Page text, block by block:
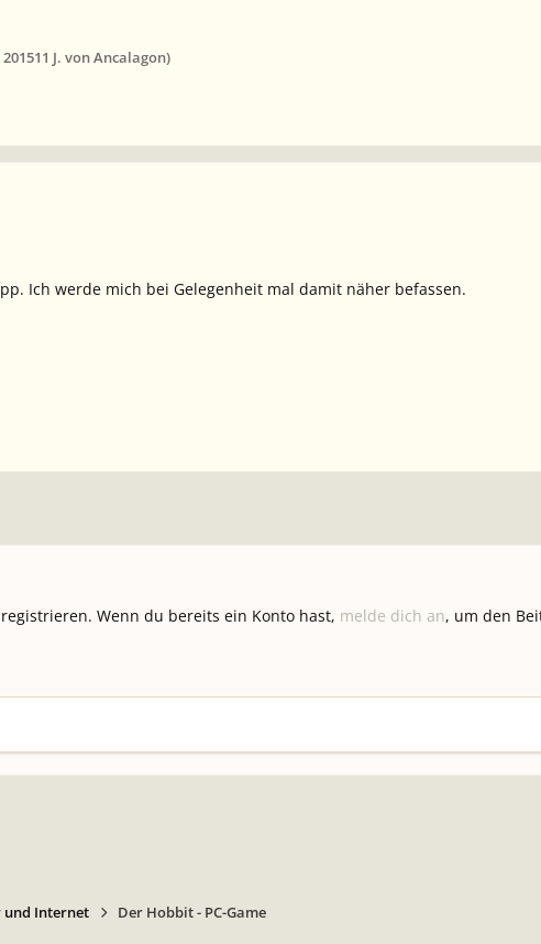
11 J. von Ancalagon)
Ich werde mich bei Gelegenheit mal damit näher befassen.
Wenn du bereits ein Konto hast, melde dich an, um den
und Internet Der Hobbit - PC-Game